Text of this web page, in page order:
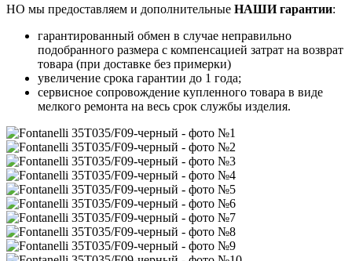
НО мы предоставляем и дополнительные НАШИ гарантии:
гарантированный обмен в случае неправильно
подобранного размера с компенсацией затрат на возврат
товара (при доставке без примерки)
увеличение срока гарантии до 1 года;
сервисное сопровождение купленного товара в виде
мелкого ремонта на весь срок службы изделия.